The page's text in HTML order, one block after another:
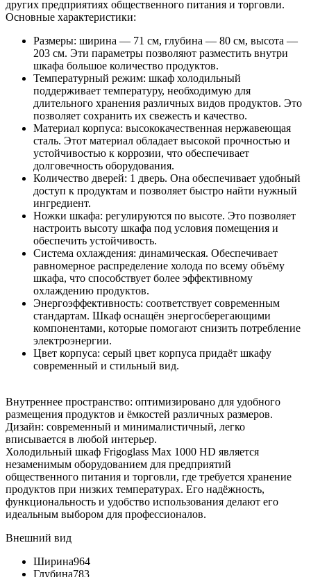
других предприятиях общественного питания и торговли.
Основные характеристики:
Размеры: ширина — 71 см, глубина — 80 см, высота —
203 см. Эти параметры позволяют разместить внутри
шкафа большое количество продуктов.
Температурный режим: шкаф холодильный
поддерживает температуру, необходимую для
длительного хранения различных видов продуктов. Это
позволяет сохранить их свежесть и качество.
Материал корпуса: высококачественная нержавеющая
сталь. Этот материал обладает высокой прочностью и
устойчивостью к коррозии, что обеспечивает
долговечность оборудования.
Количество дверей: 1 дверь. Она обеспечивает удобный
доступ к продуктам и позволяет быстро найти нужный
ингредиент.
Ножки шкафа: регулируются по высоте. Это позволяет
настроить высоту шкафа под условия помещения и
обеспечить устойчивость.
Система охлаждения: динамическая. Обеспечивает
равномерное распределение холода по всему объёму
шкафа, что способствует более эффективному
охлаждению продуктов.
Энергоэффективность: соответствует современным
стандартам. Шкаф оснащён энергосберегающими
компонентами, которые помогают снизить потребление
электроэнергии.
Цвет корпуса: серый цвет корпуса придаёт шкафу
современный и стильный вид.
Внутреннее пространство: оптимизировано для удобного
размещения продуктов и ёмкостей различных размеров.
Дизайн: современный и минималистичный, легко
вписывается в любой интерьер.
Холодильный шкаф Frigoglass Max 1000 HD является
незаменимым оборудованием для предприятий
общественного питания и торговли, где требуется хранение
продуктов при низких температурах. Его надёжность,
функциональность и удобство использования делают его
идеальным выбором для профессионалов.
Внешний вид
Ширина964
Глубина783